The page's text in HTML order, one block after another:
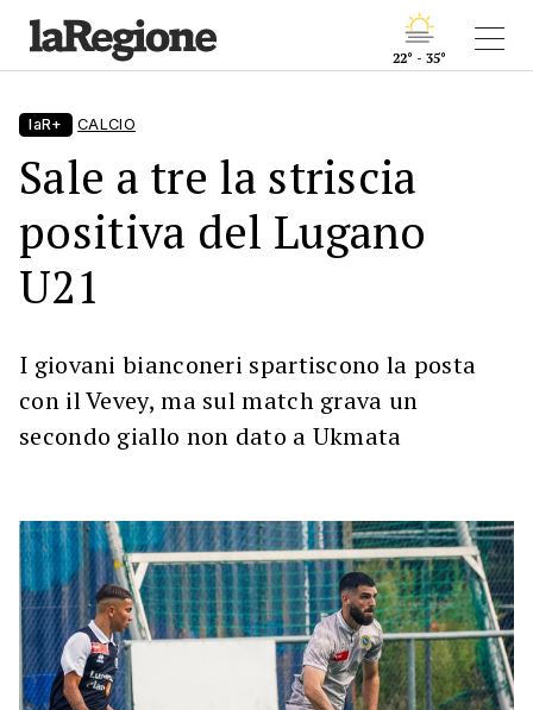
22° - 35°
laR+ CALCIO
Sale a tre la striscia
positiva del Lugano
U21
I giovani bianconeri spartiscono la posta
con il Vevey, ma sul match grava un
secondo giallo non dato a Ukmata